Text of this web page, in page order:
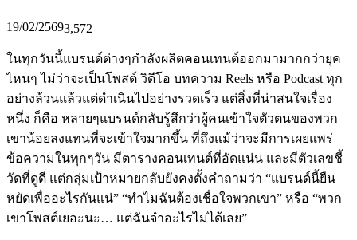
19/02/25693,572
ในทุกวันนี้แบรนด์ต่างๆกำลังผลิตคอนเทนต์ออกมามากกว่ายุค
ไหนๆ ไม่ว่าจะเป็นโพสต์ วิดีโอ บทความ Reels หรือ Podcast ทุก
อย่างล้วนแล้วแต่ดำเนินไปอย่างรวดเร็ว แต่สิ่งที่น่าสนใจเรื่อง
หนึ่ง ก็คือ หลายๆแบรนด์กลับรู้สึกว่าผู้คนเข้าใจตัวตนของพวก
เขาน้อยลงแทนที่จะเข้าใจมากขึ้น ที่ถึงแม้ว่าจะมีการเผยแพร่
ข้อความในทุกๆวัน มีตารางคอนเทนต์ที่อัดแน่น และมีตัวเลขชี้
วัดที่ดูดี แต่กลุ่มเป้าหมายกลับยังคงตั้งคำถามว่า “แบรนด์นี้ยืน
หยัดเพื่ออะไรกันแน่” “ทำไมฉันต้องเชื่อใจพวกเขา” หรือ “พวก
เขาโพสต์เยอะนะ… แต่ฉันจำอะไรไม่ได้เลย”